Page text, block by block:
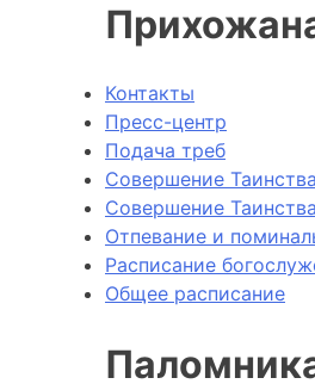
Контакты
Пресс-центр
Подача треб
Совершение
Совершение
Отпевание и
Расписание
Общее расписание